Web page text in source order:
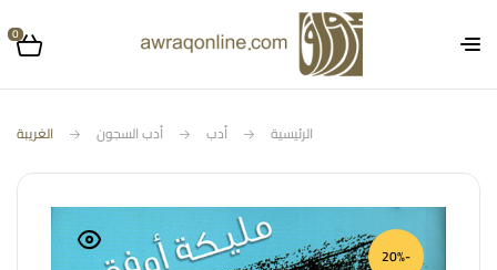
0
الرئيسية أدب أدب السجون الغريبة
-20%